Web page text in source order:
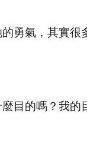
勇氣，其實
目的嗎？我的